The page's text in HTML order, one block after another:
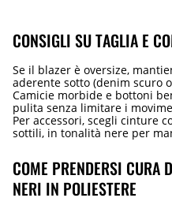
CONSIGLI SU TAGLIA E
Se il blazer è oversize,
aderente sotto (denim scuro
Camicie morbide e bottoni
pulita senza limitare i
Per accessori, scegli cinture
sottili, in tonalità nere per
COME PRENDERSI CURA
NERI IN POLIESTERE